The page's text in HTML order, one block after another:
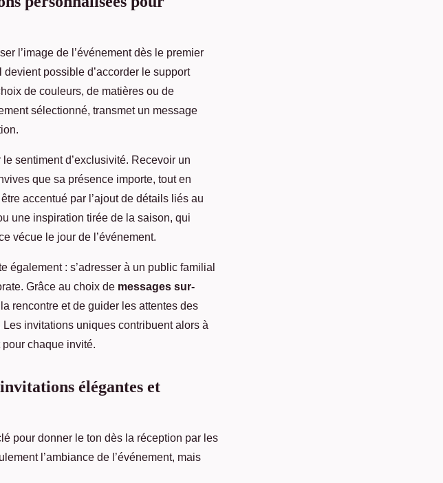
l’image de l’événement dès le premier
possible d’accorder le support
de couleurs, de matières ou de
sélectionné, transmet un message
sentiment d’exclusivité. Recevoir un
que sa présence importe, tout en
accentué par l’ajout de détails liés au
une inspiration tirée de la saison, qui
vécue le jour de l’événement.
également : s’adresser à un public familial
Grâce au choix de messages sur-
rencontre et de guider les attentes des
invitations uniques contribuent alors à
chaque invité.
élégantes et
pour donner le ton dès la réception par les
l’ambiance de l’événement, mais